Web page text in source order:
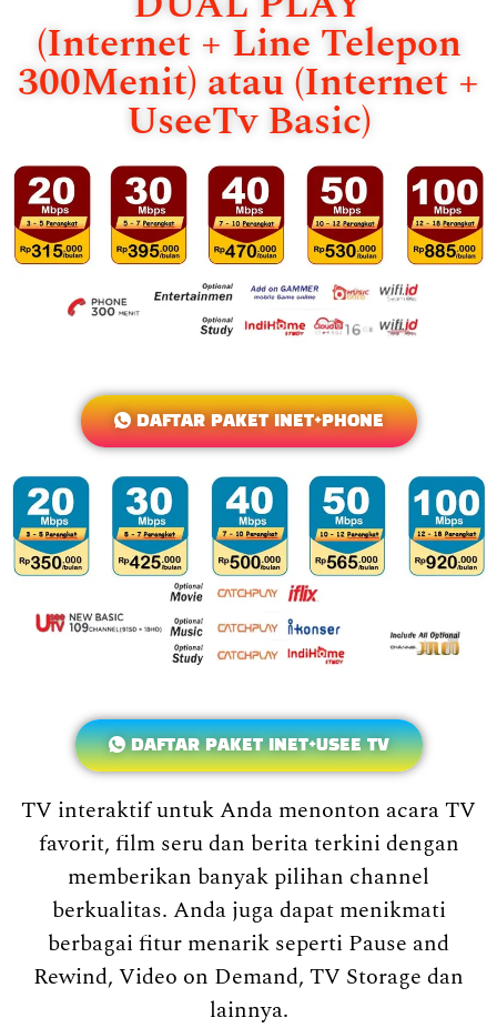
(Internet + Line Telepon
300Menit) atau (Internet +
UseeTv Basic)
DAFTAR PAKET INET+PHONE
DAFTAR PAKET INET+USEE TV
TV interaktif untuk Anda menonton acara TV
favorit, film seru dan berita terkini dengan
memberikan banyak pilihan channel
berkualitas. Anda juga dapat menikmati
berbagai fitur menarik seperti Pause and
Rewind, Video on Demand, TV Storage dan
lainnya.